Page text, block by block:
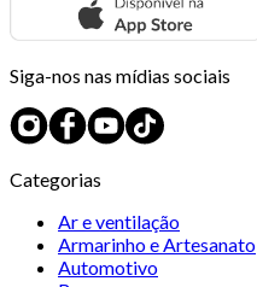
Siga-nos nas mídias sociais
Categorias
Ar e ventilação
Armarinho e Artesanato
Automotivo